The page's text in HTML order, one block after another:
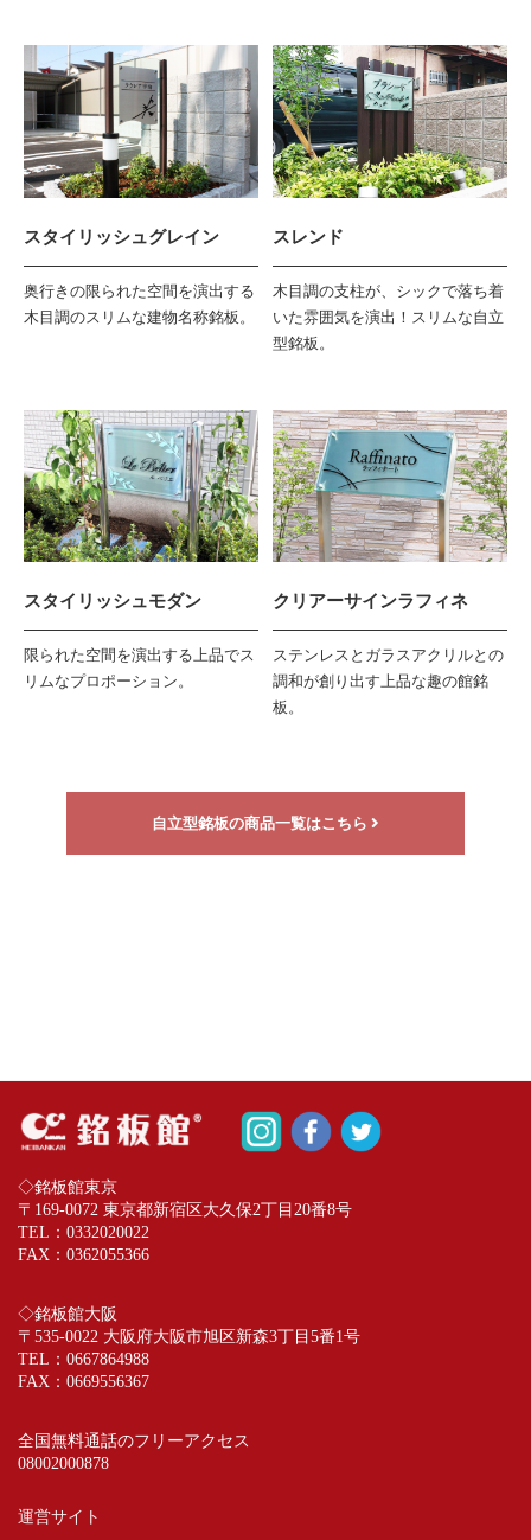
スタイリッシュグレイン
奥行きの限られた空間を演出する
木目調のスリムな建物名称銘板。
スレンド
木目調の支柱が、シックで落ち着
いた雰囲気を演出！スリムな自立
型銘板。
スタイリッシュモダン
限られた空間を演出する上品でス
リムなプロポーション。
クリアーサインラフィネ
ステンレスとガラスアクリルとの
調和が創り出す上品な趣の館銘
板。
自立型銘板の商品一覧はこちら
◇銘板館東京
〒169-0072 東京都新宿区大久保2丁目20番8号
TEL： 0332020022
FAX：0362055366
◇銘板館大阪
〒535-0022 大阪府大阪市旭区新森3丁目5番1号
TEL： 0667864988
FAX：0669556367
全国無料通話のフリーアクセス
08002000878
運営サイト